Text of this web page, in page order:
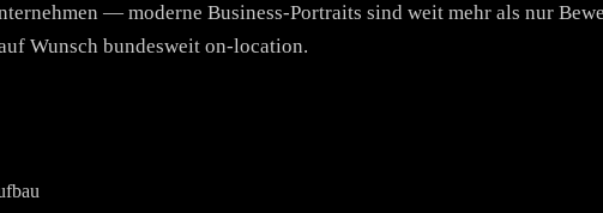
— moderne Business-Portraits sind weit mehr als nur
Wunsch bundesweit on-location.